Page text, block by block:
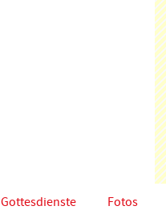
Gottesdienste Fotos